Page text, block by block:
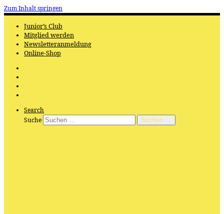
Zum Inhalt springen
Junior’s Club
Mitglied werden
Newsletteranmeldung
Online-Shop
Search
Suche
Suchen …